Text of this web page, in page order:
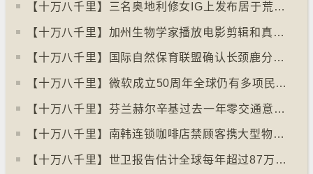
【十万八千里】三名奥地利修女IG上发布居于荒废修道院情况结果广受欢迎
【十万八千里】加州生物学家播放电影剪辑和真人声音驱狼
【十万八千里】国际自然保育联盟确认长颈鹿分四个品种有助制订保育方案
【十万八千里】⁠微软成立50周年全球仍有多项民生系统沿用旧视窗系统
【十万八千里】⁠芬兰赫尔辛基过去一年零交通意外致死个案
【十万八千里】南韩连锁咖啡店禁顾客携大型物品以减少长期占位办公情况
【十万八千里】世卫报告估计全球每年超过87万死亡个案与孤独病有关